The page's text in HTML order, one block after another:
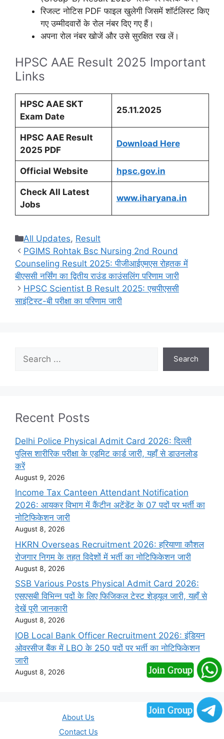
रिजल्ट नोटिस PDF फाइल खुलेगी जिसमें शॉर्टलिस्ट किए
गए उम्मीदवारों के रोल नंबर दिए गए हैं।
अपना रोल नंबर खोजें और उसे सुरक्षित रख लें।
HPSC AAE Result 2025 Important
Links
HPSC AAE SKT
Exam Date
25.11.2025
HPSC AAE Result
2025 PDF
Download Here
Official Website hpsc.gov.in
Check All Latest
Jobs
www.iharyana.in
Categories
All Updates, Result
PGIMS Rohtak Bsc Nursing 2nd Round
Counseling Result 2025: पीजीआईएमएस रोहतक में
बीएससी नर्सिंग का द्वितीय राउंड काउंसलिंग परिणाम जारी
HPSC Scientist B Result 2025: एचपीएससी
साइंटिस्ट-बी परीक्षा का परिणाम जारी
Search
Recent Posts
Delhi Police Physical Admit Card 2026: दिल्ली
पुलिस शारीरिक परीक्षा के एडमिट कार्ड जारी, यहाँ से डाउनलोड
करें
August 9, 2026
Income Tax Canteen Attendant Notification
2026: आयकर विभाग में कैंटीन अटेंडेंट के 07 पदों पर भर्ती का
नोटिफिकेशन जारी
August 8, 2026
HKRN Overseas Recruitment 2026: हरियाणा कौशल
रोजगार निगम के तहत विदेशों में भर्ती का नोटिफिकेशन जारी
August 8, 2026
SSB Various Posts Physical Admit Card 2026:
एसएसबी विभिन्न पदों के लिए फिजिकल टेस्ट शेड्यूल जारी, यहाँ से
देखें पूरी जानकारी
August 8, 2026
IOB Local Bank Officer Recruitment 2026: इंडियन
ओवरसीज बैंक में LBO के 250 पदों पर भर्ती का नोटिफिकेशन
जारी
August 8, 2026
About Us
Contact Us